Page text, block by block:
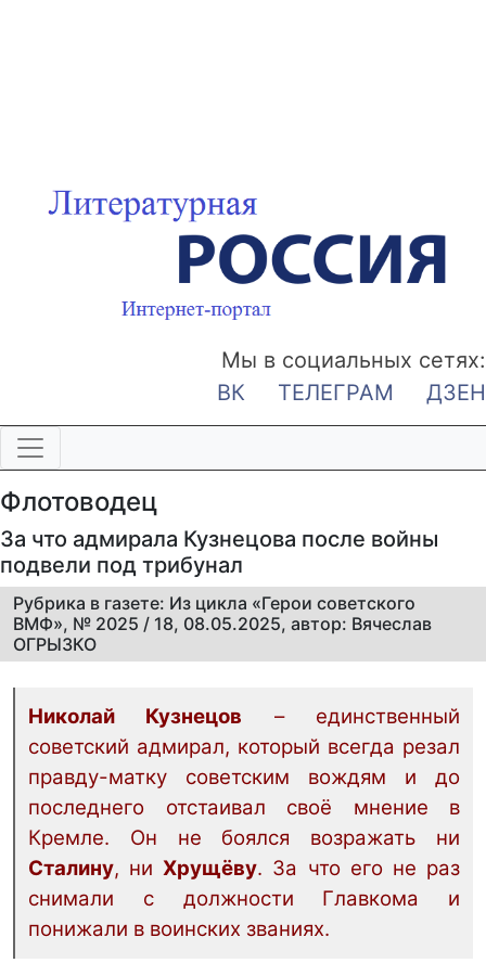
Мы в социальных сетях:
ВК
ТЕЛЕГРАМ ДЗЕН
Флотоводец
За что адмирала Кузнецова после войны
подвели под трибунал
Рубрика в газете: Из цикла «Герои советского
ВМФ», № 2025 / 18, 08.05.2025, автор: Вячеслав
ОГРЫЗКО
Николай Кузнецов – единственный
советский адмирал, который всегда резал
правду-матку советским вождям и до
последнего отстаивал своё мнение в
Кремле. Он не боялся возражать ни
Сталину, ниХрущёву. За что его не раз
снимали с должности Главкома и
понижали в воинских званиях.